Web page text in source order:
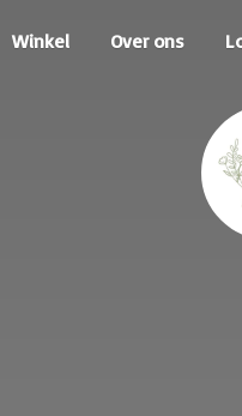
Winkel Over ons